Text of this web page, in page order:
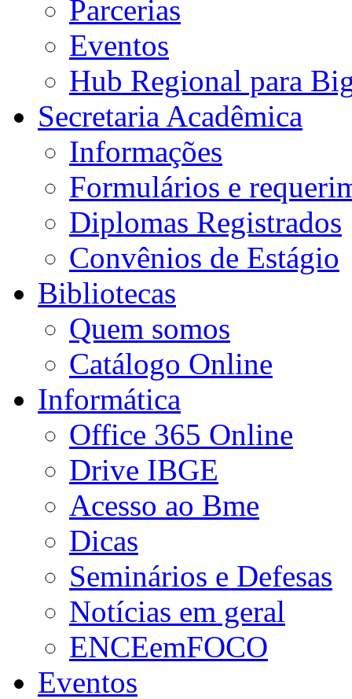
Parcerias
Eventos
Hub Regional para
Secretaria Acadêmica
Informações
Formulários e
Diplomas Registrados
Convênios de Estágio
Bibliotecas
Quem somos
Catálogo Online
Informática
Office 365 Online
Drive IBGE
Acesso ao Bme
Dicas
Seminários e Defesas
Notícias em geral
ENCEemFOCO
Eventos